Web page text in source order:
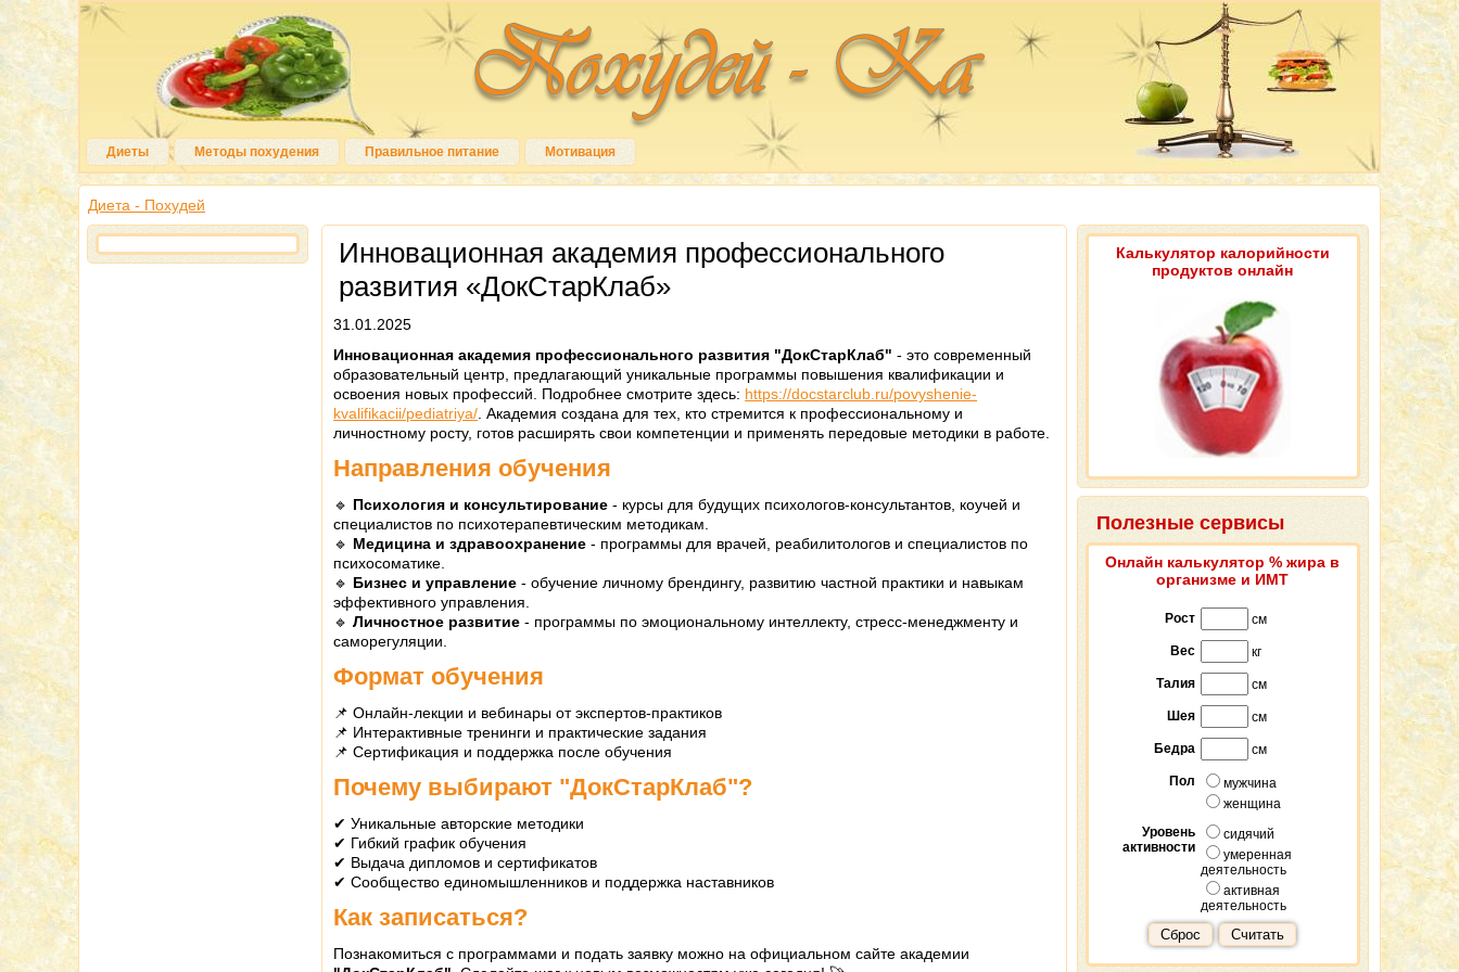
Диеты Методы похудения Правильное питание Мотивация
Диета - Похудей
Инновационная академия профессионального
развития «ДокСтарКлаб»
31.01.2025
Инновационная академия профессионального развития "ДокСтарКлаб" - это современный
образовательный центр, предлагающий уникальные программы повышения квалификации и
освоения новых профессий. Подробнее смотрите здесь: https://docstarclub.ru/povyshenie-
kvalifikacii/pediatriya/ . Академия создана для тех, кто стремится к профессиональному и
личностному росту, готов расширять свои компетенции и применять передовые методики в работе.
Направления обучения
🔹 Психология и консультирование - курсы для будущих психологов-консультантов, коучей и
специалистов по психотерапевтическим методикам.
🔹 Медицина и здравоохранение - программы для врачей, реабилитологов и специалистов по
психосоматике.
🔹 Бизнес и управление - обучение личному брендингу, развитию частной практики и навыкам
эффективного управления.
🔹Личностное развитие - программы по эмоциональному интеллекту, стресс-менеджменту и
саморегуляции.
Формат обучения
📌 Онлайн-лекции и вебинары от экспертов-практиков
📌 Интерактивные тренинги и практические задания
📌 Сертификация и поддержка после обучения
Почему выбирают "ДокСтарКлаб"?
✔ Уникальные авторские методики
✔ Гибкий график обучения
✔ Выдача дипломов и сертификатов
✔ Сообщество единомышленников и поддержка наставников
Как записаться?
Познакомиться с программами и подать заявку можно на официальном сайте академии
Калькулятор калорийности
продуктов онлайн
Полезные сервисы
Онлайн калькулятор % жира в
организме и ИМТ
Рост см
Вес кг
Талия см
Шея см
Бедра см
Пол
мужчина
женщина
Уровень
активности
сидячий
умеренная
деятельность
активная
деятельность
Сброс Считать